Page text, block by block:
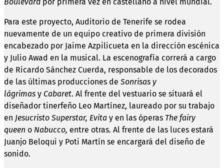
Para este proyecto, Auditorio de Tenerife se rodea
nuevamente de un equipo creativo de primera división
encabezado por Jaime Azpilicueta en la dirección escénica
y Julio Awad en la musical. La escenografía correrá a cargo
de Ricardo Sánchez Cuerda, responsable de los decorados
de las últimas producciones de Sonrisas y
lágrimas y Cabaret. Al frente del vestuario se situará el
diseñador tinerfeño Leo Martínez, laureado por su trabajo
en Jesucristo Superstar, Evita y en las óperas The fairy
queen o Nabucco, entre otras. Al frente de las luces estará
Juanjo Beloqui y Poti Martín se encargará del diseño de
sonido.